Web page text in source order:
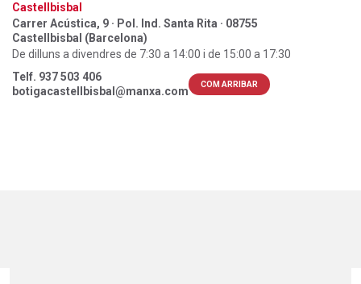
Afegir a la llista de desitjos
Crear una llista de desitjos
Nom de la llista de desitjos
((title))
((placeholder))
Connectar-se
Cal que connecteu per a desar els productes a la vostra
llista de desitjos.
((title))
((title))
Castellbisbal
Carrer Acústica, 9 · Pol. Ind. Santa Rita · 08755
Castellbisbal (Barcelona)
De dilluns a divendres de 7:30 a 14:00 i de 15:00 a 17:30
Telf. 937 503 406
botigacastellbisbal@manxa.com
COM ARRIBAR